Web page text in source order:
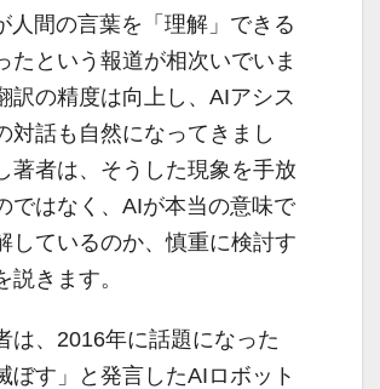
人間の言葉を「理解」できる
たという報道が相次いでいま
訳の精度は向上し、AIアシス
対話も自然になってきまし
著者は、そうした現象を手放
ではなく、AIが本当の意味で
しているのか、慎重に検討す
説きます。
は、2016年に話題になった
ぼす」と発言したAIロボット